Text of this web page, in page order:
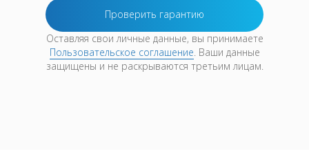
Оставляя свои личные данные, вы принимаете
Пользовательское соглашение. Ваши данные
защищены и не раскрываются третьим лицам.